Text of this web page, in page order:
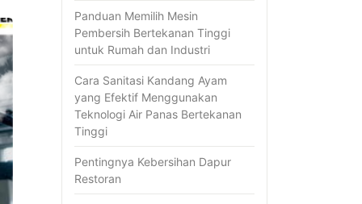
Panduan Memilih Mesin
Pembersih Bertekanan Tinggi
untuk Rumah dan Industri
Cara Sanitasi Kandang Ayam
yang Efektif Menggunakan
Teknologi Air Panas Bertekanan
Tinggi
Pentingnya Kebersihan Dapur
Restoran